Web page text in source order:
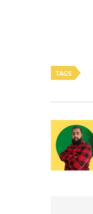
TAGS